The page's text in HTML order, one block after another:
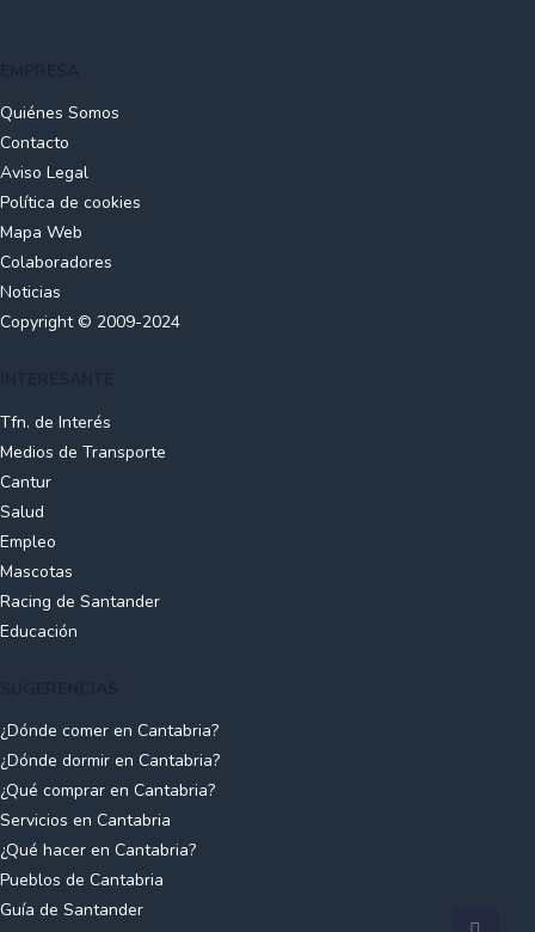
Quiénes Somos
Contacto
Aviso Legal
Política de cookies
Mapa Web
Colaboradores
Noticias
Copyright © 2009-2024
Tfn. de Interés
Medios de Transporte
Cantur
Salud
Empleo
Mascotas
Racing de Santander
Educación
¿Dónde comer en Cantabria?
¿Dónde dormir en Cantabria?
¿Qué comprar en Cantabria?
Servicios en Cantabria
¿Qué hacer en Cantabria?
Pueblos de Cantabria
Guía de Santander